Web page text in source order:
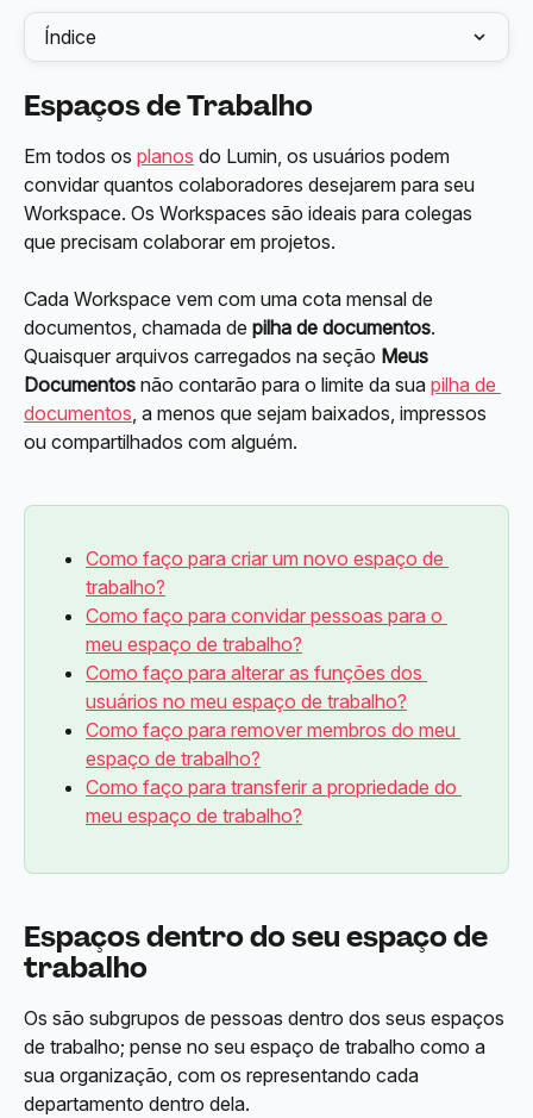
Índice
Espaços de Trabalho
Em todos os planos do Lumin, os usuários podem
convidar quantos colaboradores desejarem para seu
Workspace. Os Workspaces são ideais para colegas
que precisam colaborar em projetos.
Cada Workspace vem com uma cota mensal de
documentos, chamada de pilha de documentos.
Quaisquer arquivos carregados na seção Meus
Documentos não contarão para o limite da sua pilha de
documentos, a menos que sejam baixados, impressos
ou compartilhados com alguém.
Como faço para criar um novo espaço de
trabalho?
Como faço para convidar pessoas para o
meu espaço de trabalho?
Como faço para alterar as funções dos
usuários no meu espaço de trabalho?
Como faço para remover membros do meu
espaço de trabalho?
Como faço para transferir a propriedade do
meu espaço de trabalho?
Espaços dentro do seu espaço de
trabalho
Os são subgrupos de pessoas dentro dos seus espaços
de trabalho; pense no seu espaço de trabalho como a
sua organização, com os representando cada
departamento dentro dela.